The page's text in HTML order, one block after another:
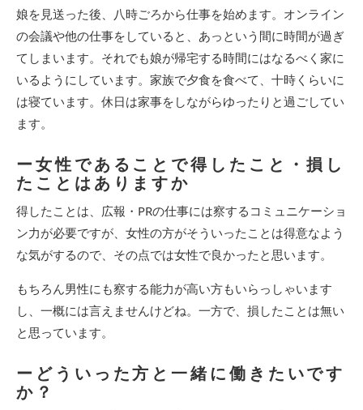
娘を見送った後、八時ごろから仕事を始めます。オンライン
の会議や他の仕事をしていると、あっという間に時間が過ぎ
てしまいます。それでも娘が帰宅する時間にはなるべく家に
いるようにしています。家族で夕食を食べて、十時くらいに
は寝ています。休日は家事をしながらゆったりと過ごしてい
ます。
ー女性であることで得したこと・損し
たことはありますか
得したことは、広報・PRの仕事には察するコミュニケーショ
ン力が必要ですが、女性の方がそういったことは得意なよう
な気がするので、その点では女性で良かったと思います。
もちろん男性にも察する能力が高い方もいらっしゃいます
し、一概には言えませんけどね。一方で、損したことは無い
と思っています。
ーどういった方と一緒に働きたいです
か？